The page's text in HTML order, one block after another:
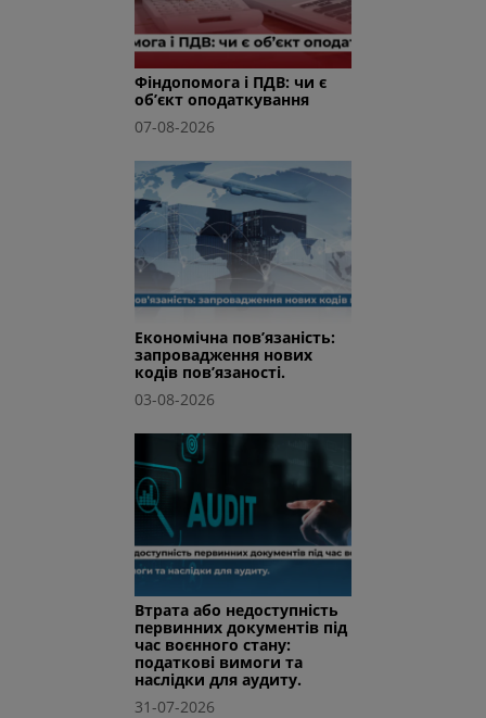
Фіндопомога і ПДВ: чи є
об’єкт оподаткування
07-08-2026
Економічна пов’язаність:
запровадження нових
кодів пов’язаності.
03-08-2026
Втрата або недоступність
первинних документів під
час воєнного стану:
податкові вимоги та
наслідки для аудиту.
31-07-2026